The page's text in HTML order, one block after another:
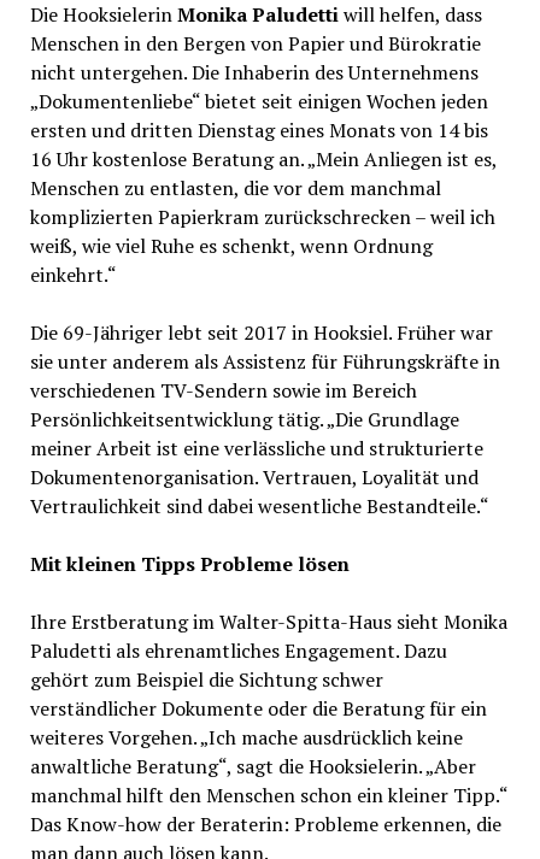
Die HooksielerinMonika Paludettiwill helfen, dass
Menschen in den Bergen von Papier und Bürokratie
nicht untergehen. Die Inhaberin des Unternehmens
„Dokumentenliebe“ bietet seit einigen Wochen jeden
ersten und dritten Dienstag eines Monats von 14 bis
16 Uhr kostenlose Beratung an. „Mein Anliegen ist es,
Menschen zu entlasten, die vor dem manchmal
komplizierten Papierkram zurückschrecken – weil ich
weiß, wie viel Ruhe es schenkt, wenn Ordnung
einkehrt.“
Die 69-Jähriger lebt seit 2017 in Hooksiel. Früher war
sie unter anderem als Assistenz für Führungskräfte in
verschiedenen TV-Sendern sowie im Bereich
Persönlichkeitsentwicklung tätig. „Die Grundlage
meiner Arbeit ist eine verlässliche und strukturierte
Dokumentenorganisation. Vertrauen, Loyalität und
Vertraulichkeit sind dabei wesentliche Bestandteile.“
Mit kleinen Tipps Probleme lösen
Ihre Erstberatung im Walter-Spitta-Haus sieht Monika
Paludetti als ehrenamtliches Engagement. Dazu
gehört zum Beispiel die Sichtung schwer
verständlicher Dokumente oder die Beratung für ein
weiteres Vorgehen. „Ich mache ausdrücklich keine
anwaltliche Beratung“, sagt die Hooksielerin. „Aber
manchmal hilft den Menschen schon ein kleiner Tipp.“
Das Know-how der Beraterin: Probleme erkennen, die
man dann auch lösen kann.